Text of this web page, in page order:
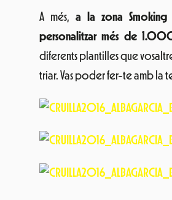
A més, a la zona Smoking
personalitzar més de
diferents plantilles que
triar. Vas poder fer-te amb la